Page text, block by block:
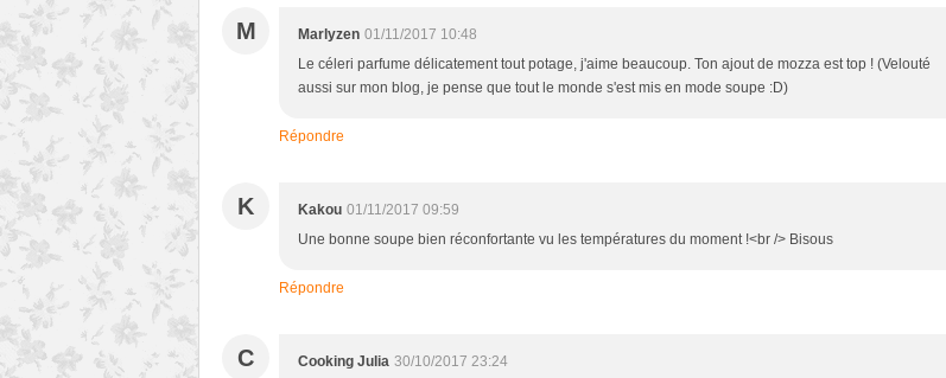
M Marlyzen 01/11/2017 10:48
Le céleri parfume délicatement tout potage, j'aime beaucoup. Ton ajout de mozza est top ! (Velouté
aussi sur mon blog, je pense que tout le monde s'est mis en mode soupe :D)
Répondre
K Kakou 01/11/2017 09:59
Une bonne soupe bien réconfortante vu les températures du moment !<br /> Bisous
Répondre
C Cooking Julia 30/10/2017 23:24